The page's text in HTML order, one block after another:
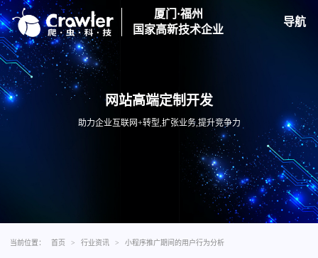
厦门·福州
国家高新技术企业
导航
网站高端定制开发
助力企业互联网+转型,扩张业务,提升竞争力
当前位置： 首页 > 行业资讯 > 小程序推广期间的用户行为分析